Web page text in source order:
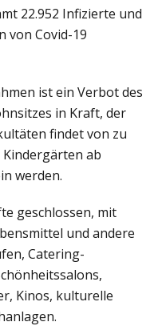
22.952 Infizierte und
von Covid-19
ist ein Verbot des
in Kraft, der
findet von zu
ab
werden.
geschlossen, mit
und andere
Catering-
Kinos, kulturelle